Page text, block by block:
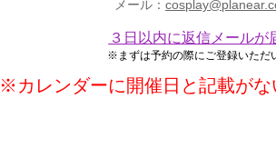
メール：
３日以内に返信メール
※まずは予約の際にご登録いただ
※​カレンダーに開催日と記載が